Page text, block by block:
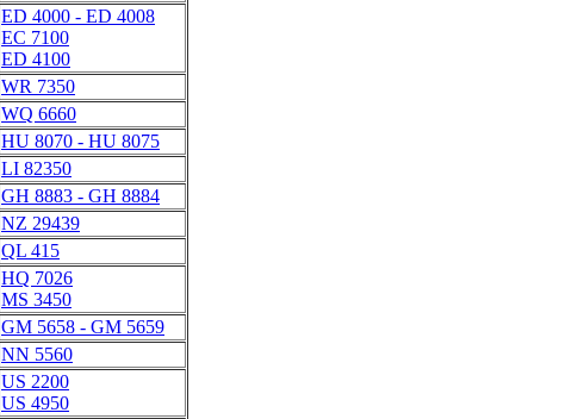
ED 4000 - ED 4008
EC 7100
ED 4100
WR 7350
WQ 6660
HU 8070 - HU 8075
LI 82350
GH 8883 - GH 8884
NZ 29439
QL 415
HQ 7026
MS 3450
GM 5658 - GM 5659
NN 5560
US 2200
US 4950